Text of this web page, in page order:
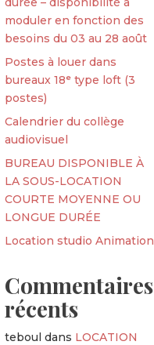
moduler en fonction des
besoins du 03 au 28 août
Postes à louer dans
bureaux 18ᵉ type loft (3
postes)
Calendrier du collège
audiovisuel
BUREAU DISPONIBLE À
LA SOUS-LOCATION
COURTE MOYENNE OU
LONGUE DURÉE
Location studio Animation
Commentaires
récents
teboul dans LOCATION